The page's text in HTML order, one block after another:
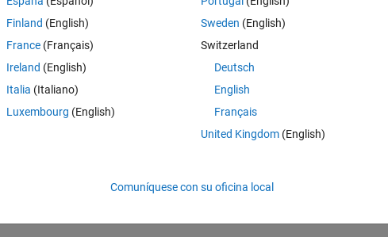
is 65536 and xTrain= zeros (65536,20000)
i had to reduce the number of images from 20000 into 15000 , 10000 the
was 500 images.
Finland (English)
France (Français)
Ireland (English)
Italia (Italiano)
Luxembourg (English)
Sweden (English)
Switzerland
Deutsch
English
Français
United Kingdom(English)
Comuníquese con su oficina local